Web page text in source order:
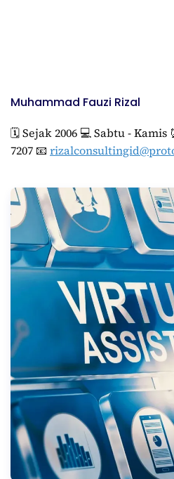
Muhammad Fauzi Rizal
🗓️ Sejak 2006 💻 Sabtu - Kamis
7207 📧